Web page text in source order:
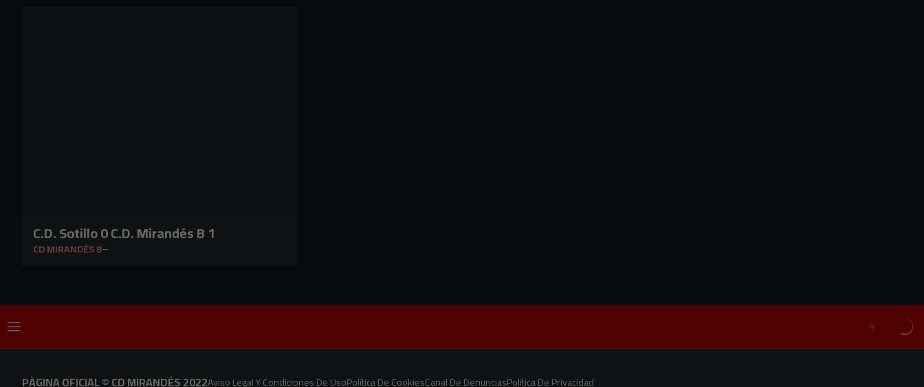
C.D. Sotillo 0 C.D. Mirandés B 1
CD MIRANDÉS B
Aviso Legal Y Condiciones De UsoPolítica De CookiesCanal De DenunciasPolítica De Privacidad
PÀGINA OFICIAL © CD MIRANDÉS 2022